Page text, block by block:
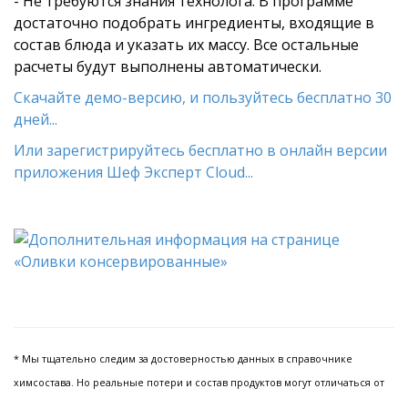
достаточно подобрать ингредиенты, входящие в
состав блюда и указать их массу. Все остальные
расчеты будут выполнены автоматически.
Скачайте демо-версию, и пользуйтесь бесплатно 30
дней...
Или зарегистрируйтесь бесплатно в онлайн версии
приложения Шеф Эксперт Cloud...
* Мы тщательно следим за достоверностью данных в справочнике
химсостава. Но реальные потери и состав продуктов могут отличаться от